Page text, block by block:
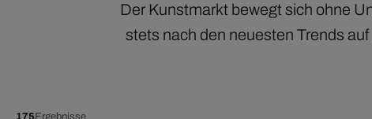
Der Kunstmarkt bewegt sich ohne
stets nach den neuesten Trends
175Ergebnisse